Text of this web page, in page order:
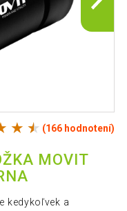
(166 hodnotení)
MOVIT
kedykoľvek a